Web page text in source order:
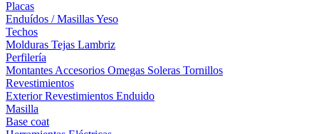
Placas
Enduídos / MasillasYeso
Techos
Molduras Tejas Lambriz
Perfilería
Montantes Accesorios Omegas Soleras Tornillos
Revestimientos
ExteriorRevestimientos Enduido
Masilla
Base coat